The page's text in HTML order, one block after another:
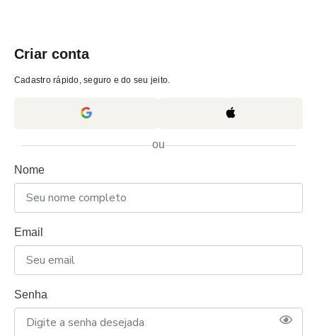
Criar conta
Cadastro rápido, seguro e do seu jeito.
ou
Nome
Email
Senha